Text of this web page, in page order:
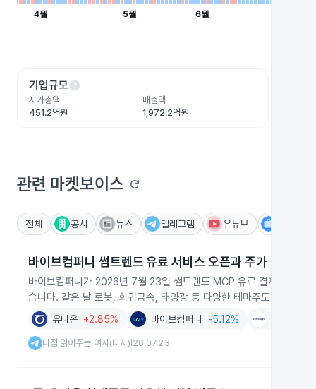
기업규모help
시가총액
451.2억원
매출액
1,972.2억원
관련 마켓보이스 refresh
전체 공시 뉴스 텔레그램 유튜브
바이브컴퍼니 썸트렌드 유료 서비스 오픈과 주가 급등
바이브컴퍼니가 2026년 7월 23일 썸트렌드 MCP 유료 결제 서비스
습니다. 같은 날 로봇, 희귀금속, 태양광 등 다양한 테마주도 동반 강세
유니온 +2.85% 바이브컴퍼니 -5.12%
타점 읽어주는 여자(타자) 26.07.23